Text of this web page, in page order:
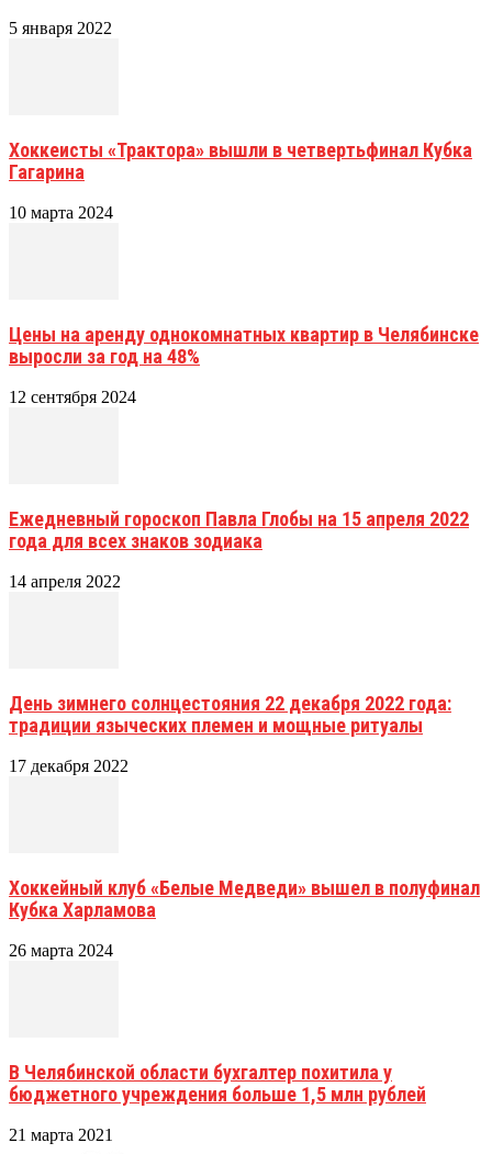
5 января 2022
Хоккеисты «Трактора» вышли в четвертьфинал Кубка
Гагарина
10 марта 2024
Цены на аренду однокомнатных квартир в Челябинске
выросли за год на 48%
12 сентября 2024
Ежедневный гороскоп Павла Глобы на 15 апреля 2022
года для всех знаков зодиака
14 апреля 2022
День зимнего солнцестояния 22 декабря 2022 года:
традиции языческих племен и мощные ритуалы
17 декабря 2022
Хоккейный клуб «Белые Медведи» вышел в полуфинал
Кубка Харламова
26 марта 2024
В Челябинской области бухгалтер похитила у
бюджетного учреждения больше 1,5 млн рублей
21 марта 2021